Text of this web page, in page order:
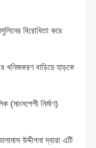
বিরোধিতা করে
খনিজকরণ বাড়িয়ে হাড়কে
নির্মাণ)
উদ্দীপনা দ্বারা এটি